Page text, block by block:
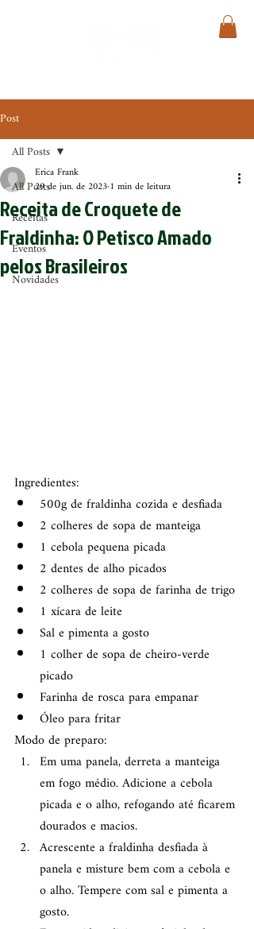
Post
All Posts
Receitas
Eventos
Novidades
All Posts
Receita de Croquete de
Fraldinha: O Petisco Amado
pelos Brasileiros
Erica Frank
29 de jun. de 2023 1 min de leitura
Ingredientes:
500g de fraldinha cozida e desfiada
2 colheres de sopa de manteiga
1 cebola pequena picada
2 dentes de alho picados
2 colheres de sopa de farinha de trigo
1 xícara de leite
Sal e pimenta a gosto
1 colher de sopa de cheiro-verde
picado
Farinha de rosca para empanar
Óleo para fritar
Modo de preparo:
Em uma panela, derreta a manteiga
em fogo médio. Adicione a cebola
picada e o alho, refogando até ficarem
dourados e macios.
Acrescente a fraldinha desfiada à
panela e misture bem com a cebola e
o alho. Tempere com sal e pimenta a
gosto.